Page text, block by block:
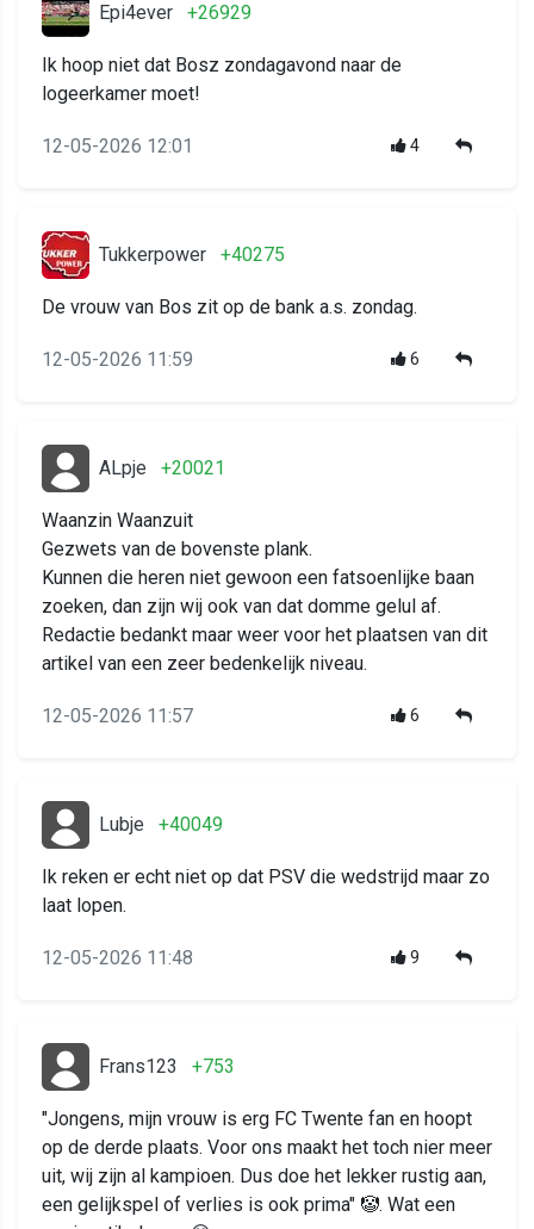
Epi4ever +26929
Ik hoop niet dat Bosz zondagavond naar de
logeerkamer moet!
12-05-2026 12:01 4
Tukkerpower +40275
De vrouw van Bos zit op de bank a.s. zondag.
12-05-2026 11:59 6
ALpje +20021
Waanzin Waanzuit
Gezwets van de bovenste plank.
Kunnen die heren niet gewoon een fatsoenlijke baan
zoeken, dan zijn wij ook van dat domme gelul af.
Redactie bedankt maar weer voor het plaatsen van dit
artikel van een zeer bedenkelijk niveau.
12-05-2026 11:57 6
Lubje +40049
Ik reken er echt niet op dat PSV die wedstrijd maar zo
laat lopen.
12-05-2026 11:48 9
Frans123 +753
"Jongens, mijn vrouw is erg FC Twente fan en hoopt
op de derde plaats. Voor ons maakt het toch nier meer
uit, wij zijn al kampioen. Dus doe het lekker rustig aan,
een gelijkspel of verlies is ook prima" 🤡. Wat een